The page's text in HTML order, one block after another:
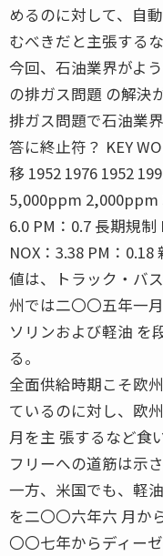
めるのに対して、自
むべきだと主張する
今回、石油業界がよ
の排ガス問題 の解決
排ガス問題で石油業
答に終止符？ KEY
移 1952 1976 1952
5,000ppm 2,000ppm
6.0 PM：0.7 長期規
NOX：3.38 PM：
値は、トラック・バ
州では二〇〇五年一
ソリンおよび軽油 を
る。
全面供給時期こそ欧
ているのに対し、欧
月を主 張するなど食
フリーへの道筋は示さ
一方、米国でも、軽
を二〇〇六年六 月か
〇〇七年からディー